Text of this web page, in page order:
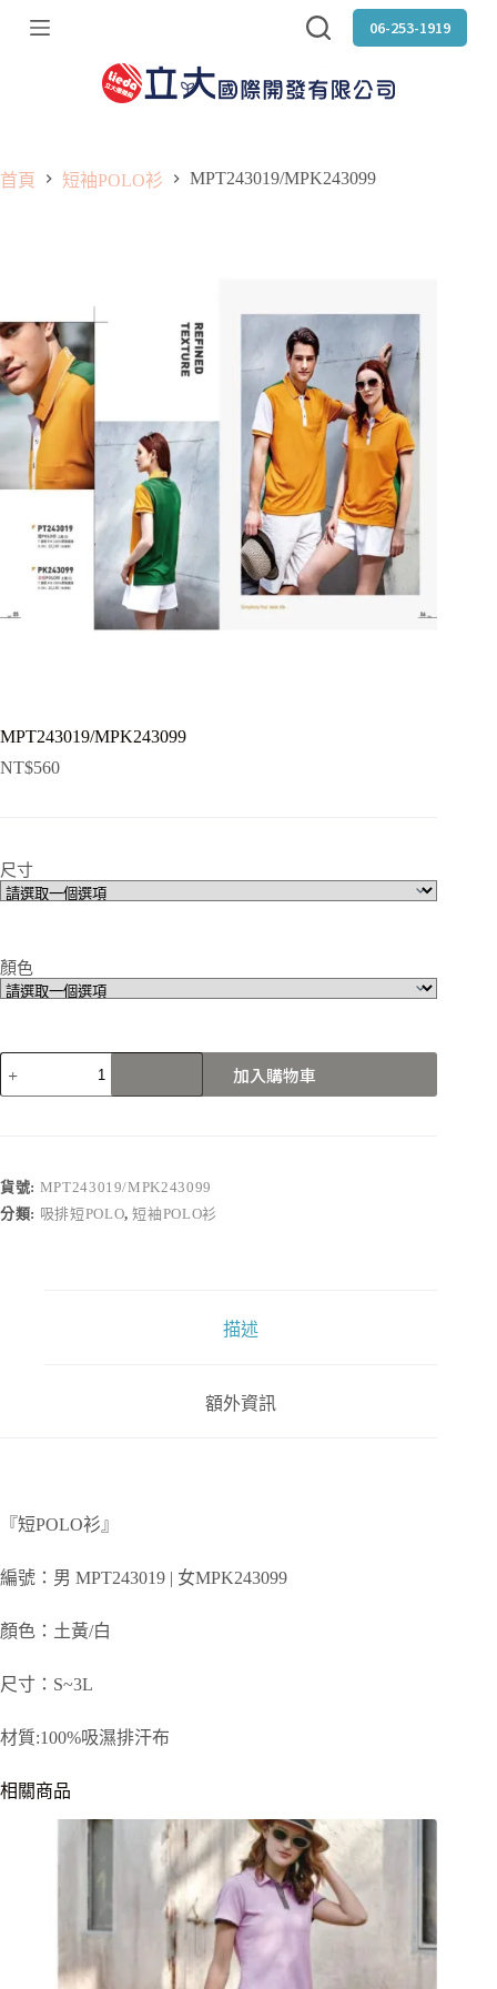
跳
06-253-1919
首頁 短袖POLO衫 MPT243019/MPK243099
MPT243019/MPK243099
NT$560
尺寸
顏色
MPT243019/MPK243099
數
加入購物車
貨號: MPT243019/MPK243099
分類: 吸排短POLO,短袖POLO衫
描述
額外資訊
『短POLO衫』
編號：男 MPT243019 | 女MPK243099
顏色：土黃/白
尺寸：S~3L
材質:100%吸濕排汗布
相關商品